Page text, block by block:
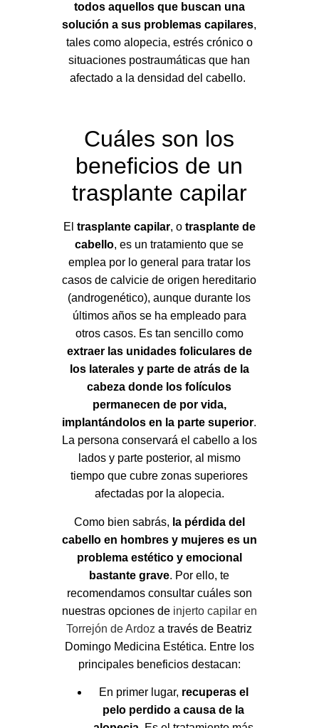
todos aquellos que buscan una
solución a sus problemas capilares,
tales como alopecia, estrés crónico o
situaciones postraumáticas que han
afectado a la densidad del cabello.
Cuáles son los
beneficios de un
trasplante capilar
El trasplante capilar, o trasplante de
cabello, es un tratamiento que se
emplea por lo general para tratar los
casos de calvicie de origen hereditario
(androgenético), aunque durante los
últimos años se ha empleado para
otros casos. Es tan sencillo como
extraer las unidades foliculares de
los laterales y parte de atrás de la
cabeza donde los folículos
permanecen de por vida,
implantándolos en la parte superior.
La persona conservará el cabello a los
lados y parte posterior, al mismo
tiempo que cubre zonas superiores
afectadas por la alopecia.
Como bien sabrás, la pérdida del
cabello en hombres y mujeres es un
problema estético y emocional
bastante grave. Por ello, te
recomendamos consultar cuáles son
nuestras opciones de injerto capilar en
Torrejón de Ardoz a través de Beatriz
Domingo Medicina Estética. Entre los
principales beneficios destacan:
En primer lugar, recuperas el
pelo perdido a causa de la